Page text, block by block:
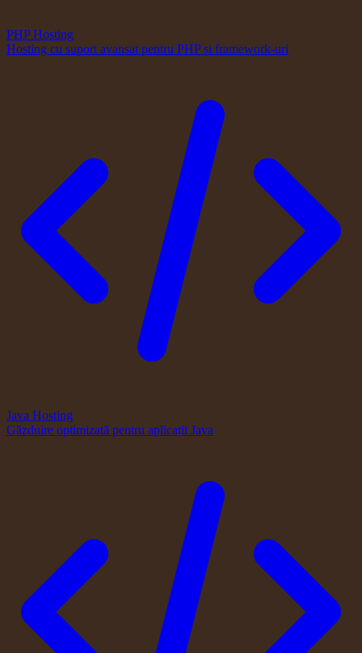
PHP Hosting
Hosting cu suport avansat pentru PHP și framework-uri
Java Hosting
Găzduire optimizată pentru aplicații Java